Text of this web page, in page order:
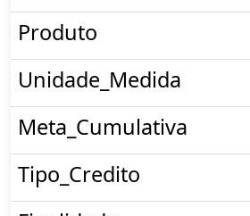
Produto
Unidade_Medida
Meta_Cumulativa
Tipo_Credito